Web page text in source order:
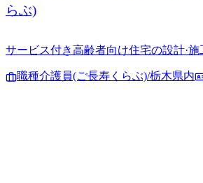
らぶ)
サービス付き高齢者向け住宅の設計·
職種介護員(ご長寿くらぶ)/栃木県内